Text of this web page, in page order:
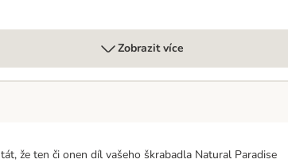
Zobrazit více
že ten či onen díl vašeho škrabadla Natural Paradise